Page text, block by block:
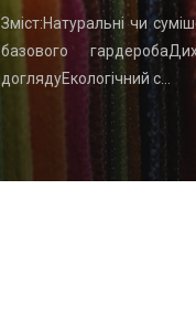
Зміст:Натуральні чи
базового
доглядуЕкологічний с…